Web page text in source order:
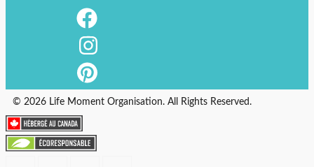
© 2026 Life Moment Organisation. All Rights Reserved.